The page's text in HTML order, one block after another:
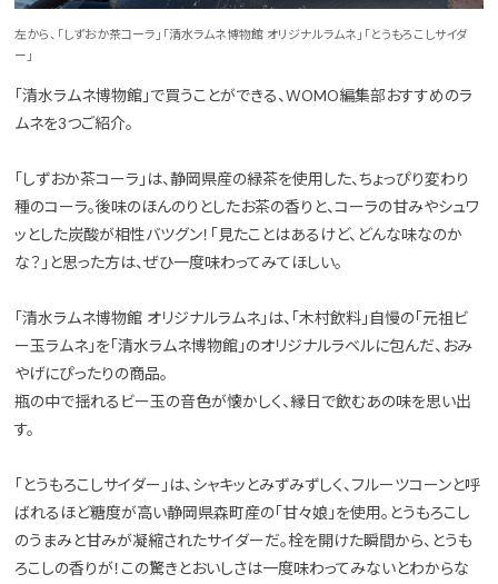
左から、「しずおか茶コーラ」「清水ラムネ博物館 オリジナルラムネ」「とうもろこしサイダ
ー」
「清水ラムネ博物館」で買うことができる、WOMO編集部おすすめのラ
ムネを3つご紹介。
「しずおか茶コーラ」は、静岡県産の緑茶を使用した、ちょっぴり変わり
種のコーラ。後味のほんのりとしたお茶の香りと、コーラの甘みやシュワ
ッとした炭酸が相性バツグン！「見たことはあるけど、どんな味なのか
な？」と思った方は、ぜひ一度味わってみてほしい。
「清水ラムネ博物館 オリジナルラムネ」は、「木村飲料」自慢の「元祖ビ
ー玉ラムネ」を「清水ラムネ博物館」のオリジナルラベルに包んだ、おみ
やげにぴったりの商品。
瓶の中で揺れるビー玉の音色が懐かしく、縁日で飲むあの味を思い出
す。
「とうもろこしサイダー」は、シャキッとみずみずしく、フルーツコーンと呼
ばれるほど糖度が高い静岡県森町産の「甘々娘」を使用。とうもろこし
のうまみと甘みが凝縮されたサイダーだ。栓を開けた瞬間から、とうも
ろこしの香りが！この驚きとおいしさは一度味わってみないとわからな